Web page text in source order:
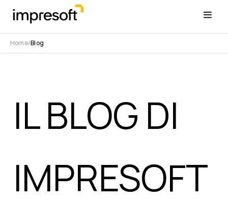
Home Blog
IL BLOG DI
IMPRESOFT